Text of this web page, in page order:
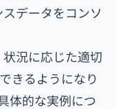
データをコンソ
況に応じた適切
きるようになり
体的な実例につ